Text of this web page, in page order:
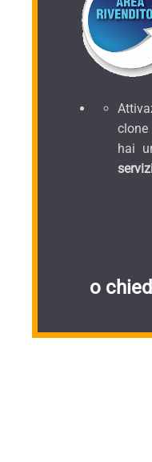
hai
o